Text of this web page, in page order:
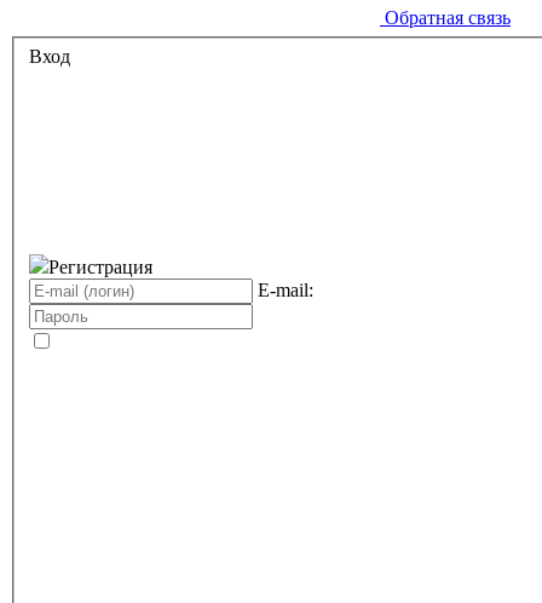
Обратная связь
Вход
Регистрация
E-mail: